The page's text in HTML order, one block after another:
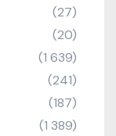
(27)
(20)
(1 639)
(241)
(187)
(1 389)